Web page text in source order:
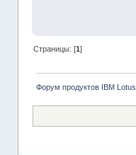
Страницы: [1]
Форум продуктов IBM Lotus